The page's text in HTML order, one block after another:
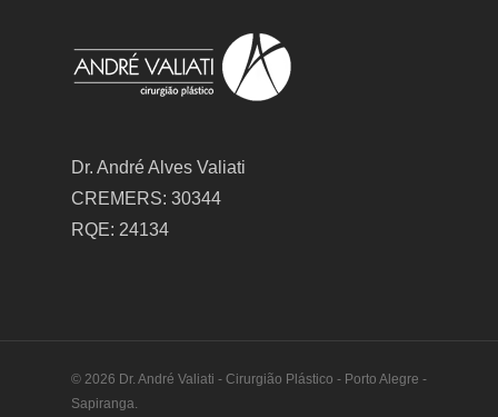
Dr. André Alves Valiati
CREMERS: 30344
RQE: 24134
© 2026 Dr. André Valiati - Cirurgião Plástico - Porto Alegre -
Sapiranga.